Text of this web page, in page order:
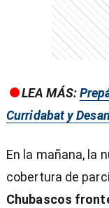
LEA MÁS:
Curridabat y
En la mañana, la
cobertura de
Chubascos